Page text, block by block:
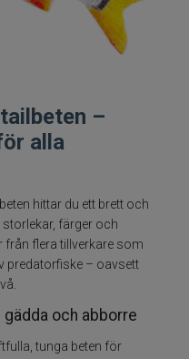
–
alla
hittar du ett brett och
färger och
flera tillverkare som
predatorfiske – oavsett
och abborre
tunga beten för